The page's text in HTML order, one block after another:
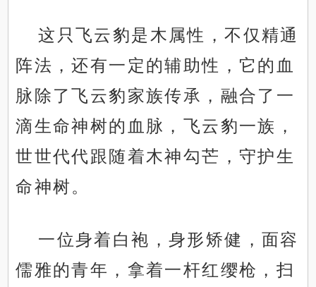
这只飞云豹是木属性，不仅精通
阵法，还有一定的辅助性，它的血
脉除了飞云豹家族传承，融合了一
滴生命神树的血脉，飞云豹一族，
世世代代跟随着木神勾芒，守护生
命神树。
一位身着白袍，身形矫健，面容
儒雅的青年，拿着一杆红缨枪，扫